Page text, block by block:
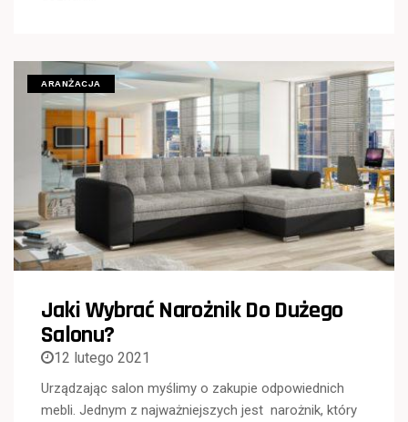
ARANŻACJA
Jaki Wybrać Narożnik Do Dużego
Salonu?
12 lutego 2021
Urządzając salon myślimy o zakupie odpowiednich
mebli. Jednym z najważniejszych jest narożnik, który